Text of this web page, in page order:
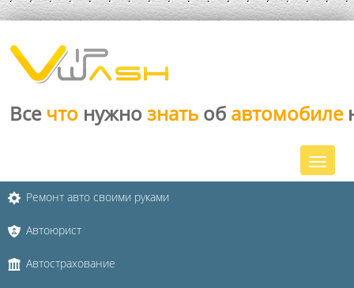
Все что нужно знать об автомобиле
Ремонт авто своими руками
Автоюрист
Автострахование